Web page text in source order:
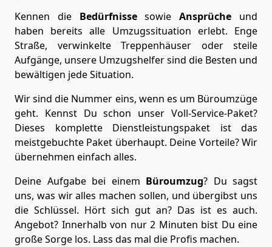
Kennen die BedürfnissesowieAnsprüche und
haben bereits alle Umzugssituation erlebt. Enge
Straße, verwinkelte Treppenhäuser oder steile
Aufgänge, unsere Umzugshelfer sind die Besten und
bewältigen jede Situation.
Wir sind die Nummer eins, wenn es um Büroumzüge
geht. Kennst Du schon unser Voll-Service-Paket?
Dieses komplette Dienstleistungspaket ist das
meistgebuchte Paket überhaupt. Deine Vorteile? Wir
übernehmen einfach alles.
Deine Aufgabe bei einem Büroumzug? Du sagst
uns, was wir alles machen sollen, und übergibst uns
die Schlüssel. Hört sich gut an? Das ist es auch.
Angebot? Innerhalb von nur 2 Minuten bist Du eine
große Sorge los. Lass das mal die Profis machen.